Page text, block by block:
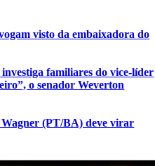
visto da embaixadora do
familiares do vice-líder
o senador Weverton
Wagner (PT/BA) deve virar